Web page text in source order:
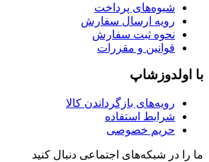
شیوه‌های پرداخت
رویه ارسال سفارش
نحوه ثبت سفارش
قوانین و مقررات
با اولدوزشاپ
رویه‌های بازگرداندن کالا
شرایط استفاده
حریم خصوصی
ما را در شبکه‌های اجتماعی دنبال کنید